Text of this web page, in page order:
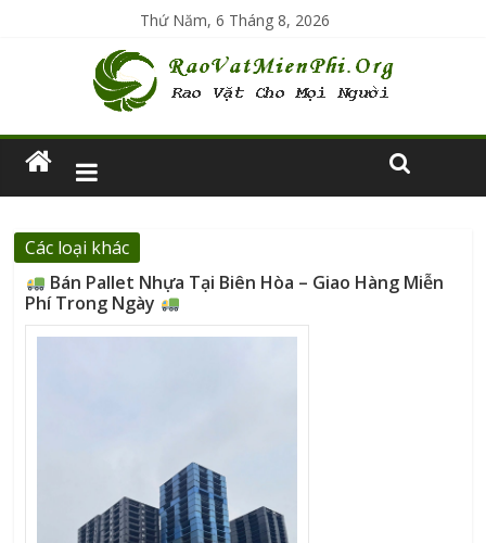
Thứ Năm, 6 Tháng 8, 2026
Các loại khác
Bán Pallet Nhựa Tại Biên Hòa – Giao Hàng Miễn
Phí Trong Ngày